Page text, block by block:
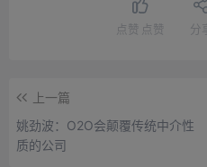
点赞 点赞 分
上一篇
姚劲波：O2O会颠覆传统中介性
质的公司